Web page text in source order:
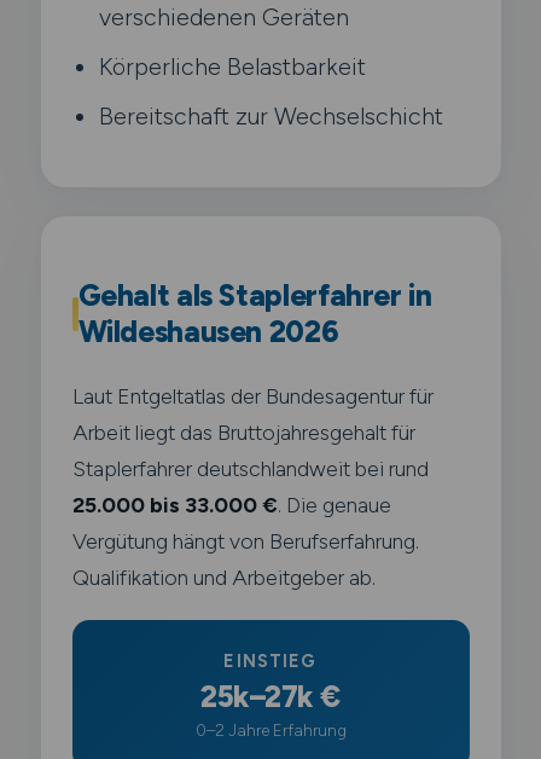
verschiedenen Geräten
Körperliche Belastbarkeit
Bereitschaft zur Wechselschicht
Gehalt als Staplerfahrer in
Wildeshausen 2026
Laut Entgeltatlas der Bundesagentur für
Arbeit liegt das Bruttojahresgehalt für
Staplerfahrer deutschlandweit bei rund
25.000 bis 33.000 €. Die genaue
Vergütung hängt von Berufserfahrung.
Qualifikation und Arbeitgeber ab.
EINSTIEG
25k–27k €
0–2 Jahre Erfahrung